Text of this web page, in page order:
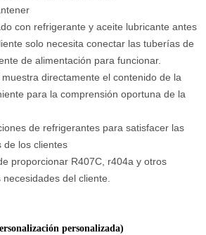
con refrigerante y aceite lubricante antes
solo necesita conectar las tuberías de
de alimentación para funcionar.
directamente el contenido de la
para la comprensión oportuna de la
de refrigerantes para satisfacer las
de los clientes
proporcionar R407C, r404a y otros
del cliente.
personalizada)